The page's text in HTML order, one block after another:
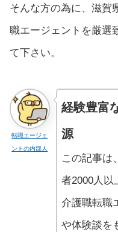
そんな方の為に、滋賀
職エージェントを厳選
て下さい。
転職エージェ
ントの内部人
経験豊富
源
この記事は
者2000人以
介護職転職
や体験談を